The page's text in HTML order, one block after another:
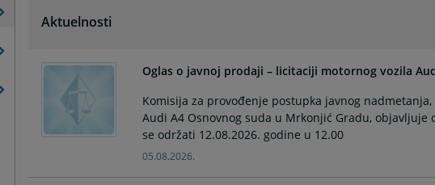
Aktuelnosti
Oglas o javnoj prodaji – licitaciji motornog vozila
Komisija za provođenje postupka javnog
Audi A4 Osnovnog suda u Mrkonjić Gradu,
se održati 12.08.2026. godine u 12.00
05.08.2026.